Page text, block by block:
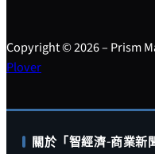
Copyright © 2026 – Prism
Plover
關於「智經濟-商業新